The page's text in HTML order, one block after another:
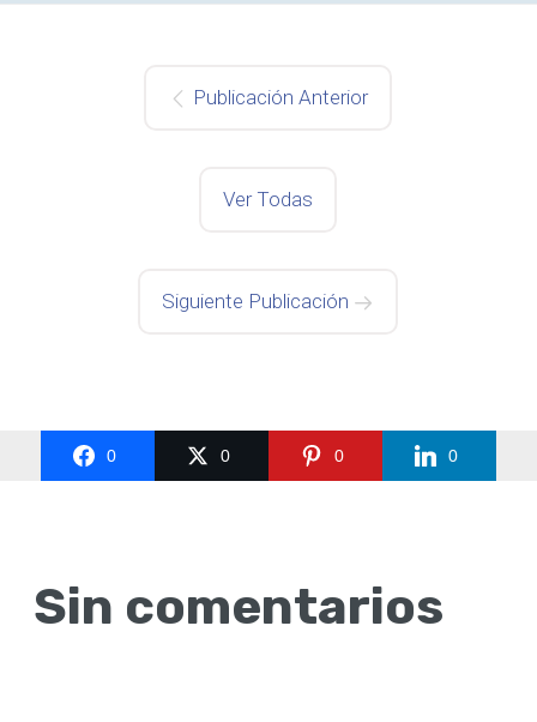
Publicación Anterior
Ver Todas
Siguiente Publicación
0 0 0 0
Sin comentarios